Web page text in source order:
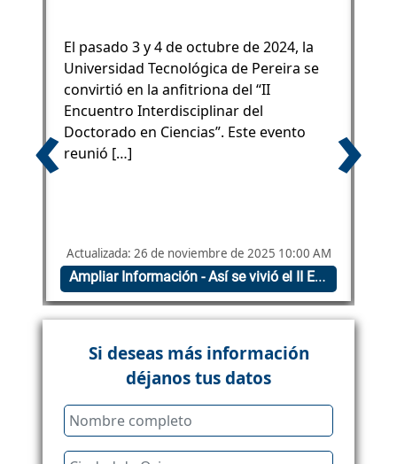
El pasado 3 y 4 de octubre de 2024, la
Universidad Tecnológica de Pereira se
convirtió en la anfitriona del “II
Encuentro Interdisciplinar del
Doctorado en Ciencias”. Este evento
reunió […]
Actualizada: 26 de noviembre de 2025 10:00 AM
Ampliar Información - Así se vivió el II Encuentro Interdisciplinar del Doctorado en Ciencias
‹ ›
Si deseas más información
déjanos tus datos